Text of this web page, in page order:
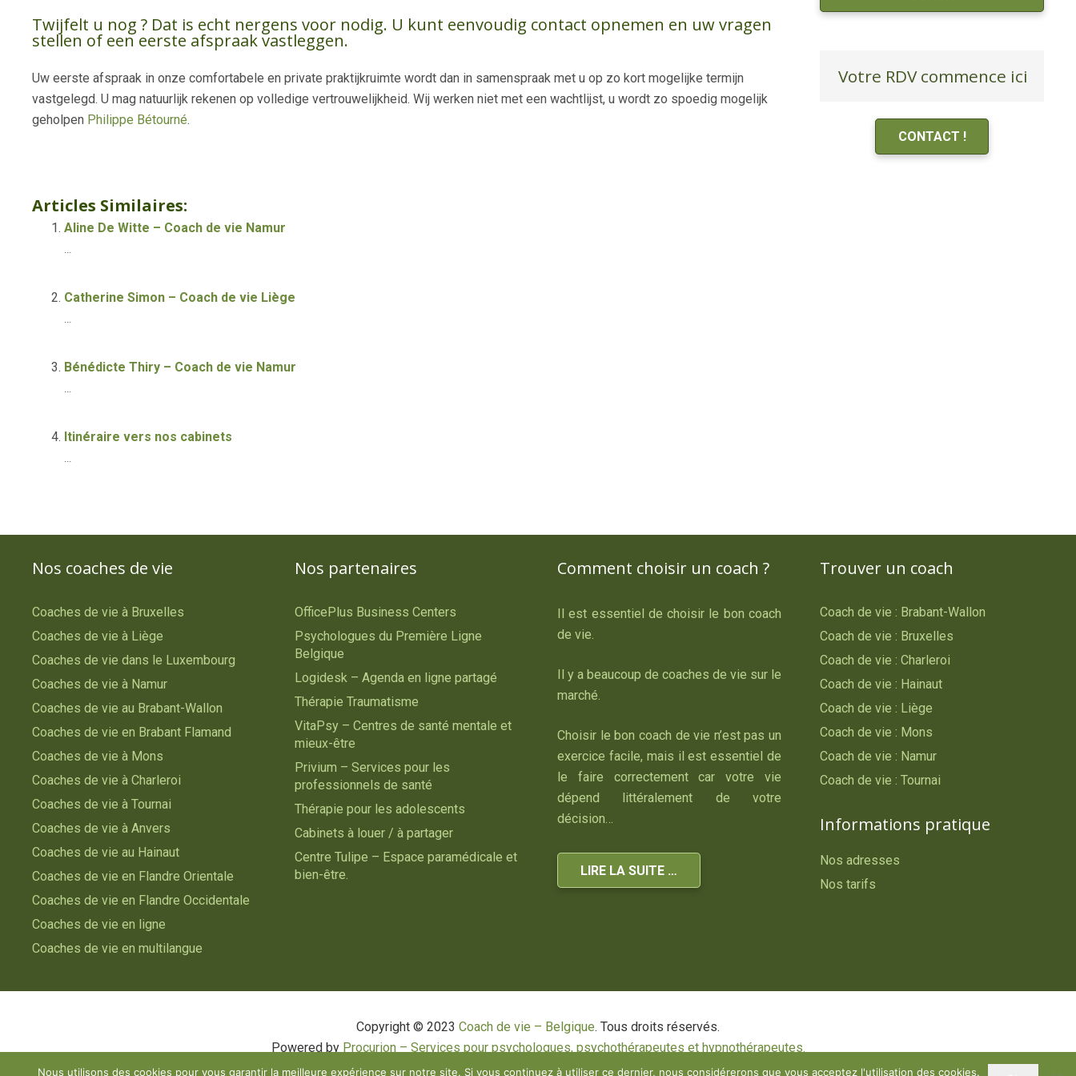
Twijfelt u nog ? Dat is echt nergens voor nodig. U kunt eenvoudig contact opnemen en uw vragen
stellen of een eerste afspraak vastleggen.
Uw eerste afspraak in onze comfortabele en private praktijkruimte wordt dan in samenspraak met u op zo kort mogelijke termijn
vastgelegd. U mag natuurlijk rekenen op volledige vertrouwelijkheid. Wij werken niet met een wachtlijst, u wordt zo spoedig mogelijk
geholpen Philippe Bétourné.
Articles Similaires:
Aline De Witte – Coach de vie Namur
...
Catherine Simon – Coach de vie Liège
...
Bénédicte Thiry – Coach de vie Namur
...
Itinéraire vers nos cabinets
...
Votre RDV commence ici
CONTACT !
Nos coaches de vie
Coaches de vie à Bruxelles
Coaches de vie à Liège
Coaches de vie dans le Luxembourg
Coaches de vie à Namur
Coaches de vie au Brabant-Wallon
Coaches de vie en Brabant Flamand
Coaches de vie à Mons
Coaches de vie à Charleroi
Coaches de vie à Tournai
Coaches de vie à Anvers
Coaches de vie au Hainaut
Coaches de vie en Flandre Orientale
Coaches de vie en Flandre Occidentale
Coaches de vie en ligne
Coaches de vie en multilangue
Nos partenaires
OfficePlus Business Centers
Psychologues du Première Ligne
Belgique
Logidesk – Agenda en ligne partagé
Thérapie Traumatisme
VitaPsy – Centres de santé mentale et
mieux-être
Privium – Services pour les
professionnels de santé
Thérapie pour les adolescents
Cabinets à louer / à partager
Centre Tulipe – Espace paramédicale et
bien-être.
Comment choisir un coach ?
Il est essentiel de choisir le bon coach
de vie.
Il y a beaucoup de coaches de vie sur le
marché.
Choisir le bon coach de vie n’est pas un
exercice facile, mais il est essentiel de
le faire correctement car votre vie
dépend littéralement de votre
décision…
LIRE LA SUITE …
Trouver un coach
Coach de vie : Brabant-Wallon
Coach de vie : Bruxelles
Coach de vie : Charleroi
Coach de vie : Hainaut
Coach de vie : Liège
Coach de vie : Mons
Coach de vie : Namur
Coach de vie : Tournai
Informations pratique
Nos adresses
Nos tarifs
Copyright © 2023 Coach de vie – Belgique. Tous droits réservés.
Powered by Procurion – Services pour psychologues, psychothérapeutes et hypnothérapeutes.
RGPD – Politique de Protection de la Vie Privée
Nous utilisons des cookies pour vous garantir la meilleure expérience sur notre site. Si vous continuez à utiliser ce dernier, nous considérerons que vous acceptez l'utilisation des cookies.